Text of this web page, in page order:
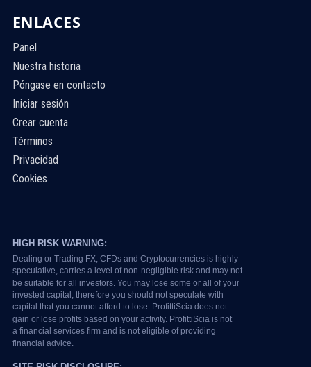
ENLACES
Panel
Nuestra historia
Póngase en contacto
Iniciar sesión
Crear cuenta
Términos
Privacidad
Cookies